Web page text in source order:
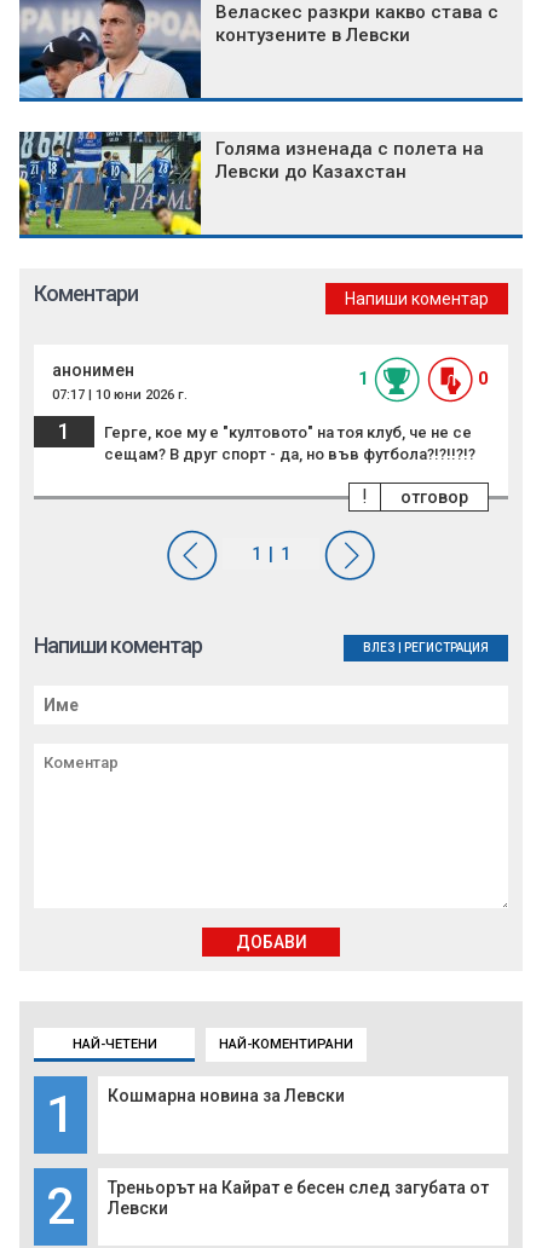
НАЙ-ЧЕТЕНИ НАЙ-КОМЕНТИРАНИ
1 Кошмарна новина за Левски
2
Треньорът на Кайрат е бесен след загубата от
Левски
Веласкес разкри какво става с
контузените в Левски
Голяма изненада с полета на
Левски до Казахстан
Коментари Напиши коментар
анонимен
07:17 | 10 юни 2026 г.
1 0
1
Герге, кое му е "култовото" на тоя клуб, че не се
сещам? В друг спорт - да, но във футбола?!?!!?!?
отговор
!
Напиши коментар ВЛЕЗ РЕГИСТРАЦИЯ
ДОБАВИ